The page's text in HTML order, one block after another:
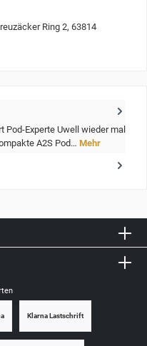
Ring 2, 63814
Pod-Experte Uwell wieder mal
A2S Pod… Mehr
Klarna Lastschrift